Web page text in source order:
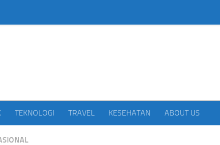
TEKNOLOGI TRAVEL KESEHATAN ABOUT US